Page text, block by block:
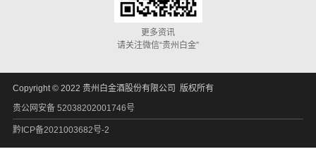
更多资讯
请关注微信“贵州白金”
Copyright © 2022 贵州白金酒股份有限公司 版权所有
贵公网安备 52038202001746号
黔ICP备2021003682号-2